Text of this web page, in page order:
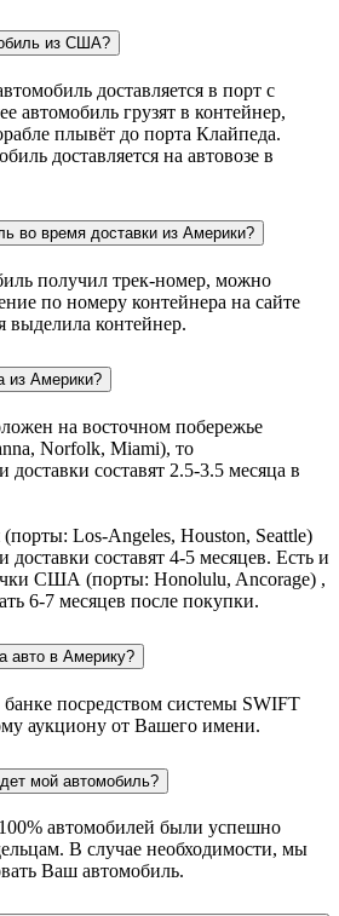
из США?
доставляется в порт с
автомобиль грузят в контейнер,
плывёт до порта Клайпеда.
доставляется на автовозе в
во время доставки из Америки?
получил трек-номер, можно
по номеру контейнера на сайте
выделила контейнер.
из Америки?
на восточном побережье
Norfolk, Miami), то
составят 2.5-3.5 месяца в
Los-Angeles, Houston, Seattle)
составят 4-5 месяцев. Есть и
США (порты: Honolulu, Ancorage) ,
6-7 месяцев после покупки.
авто в Америку?
посредством системы SWIFT
аукциону от Вашего имени.
мой автомобиль?
автомобилей были успешно
В случае необходимости, мы
Ваш автомобиль.